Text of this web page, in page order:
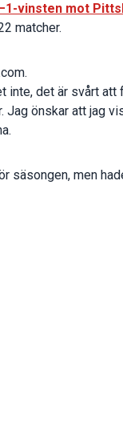
vinsten mot
matcher.
det är svårt att
önskar att jag
säsongen, men